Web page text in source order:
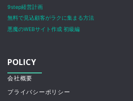
9step経営計画
無料で見込顧客がラクに集まる方法
悪魔のWEBサイト作成 初級編
POLICY
会社概要
プライバシーポリシー